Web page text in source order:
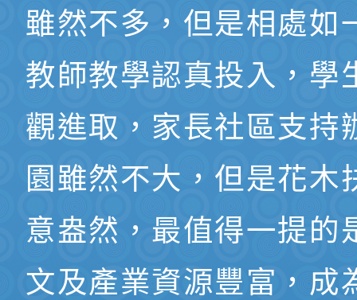
雖然不多，但是相處如
教師教學認真投入，學
觀進取，家長社區支持
園雖然不大，但是花木
意盎然，最值得一提的
文及產業資源豐富，成